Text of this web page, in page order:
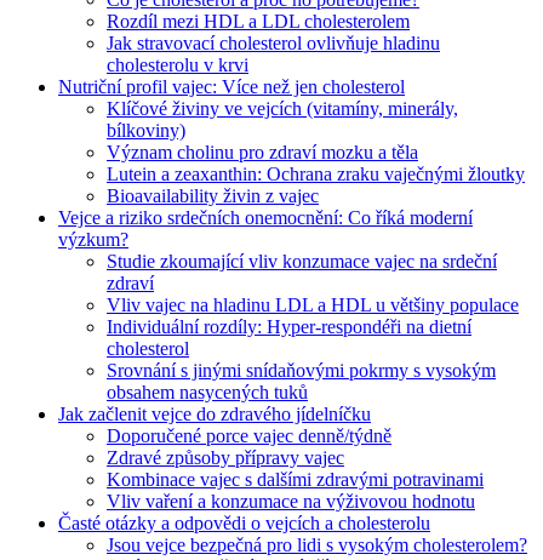
Rozdíl mezi HDL a LDL cholesterolem
Jak stravovací cholesterol ovlivňuje hladinu
cholesterolu v krvi
Nutriční profil vajec: Více než jen cholesterol
Klíčové živiny ve vejcích (vitamíny, minerály,
bílkoviny)
Význam cholinu pro zdraví mozku a těla
Lutein a zeaxanthin: Ochrana zraku vaječnými žloutky
Bioavailability živin z vajec
Vejce a riziko srdečních onemocnění: Co říká moderní
výzkum?
Studie zkoumající vliv konzumace vajec na srdeční
zdraví
Vliv vajec na hladinu LDL a HDL u většiny populace
Individuální rozdíly: Hyper-respondéři na dietní
cholesterol
Srovnání s jinými snídaňovými pokrmy s vysokým
obsahem nasycených tuků
Jak začlenit vejce do zdravého jídelníčku
Doporučené porce vajec denně/týdně
Zdravé způsoby přípravy vajec
Kombinace vajec s dalšími zdravými potravinami
Vliv vaření a konzumace na výživovou hodnotu
Časté otázky a odpovědi o vejcích a cholesterolu
Jsou vejce bezpečná pro lidi s vysokým cholesterolem?